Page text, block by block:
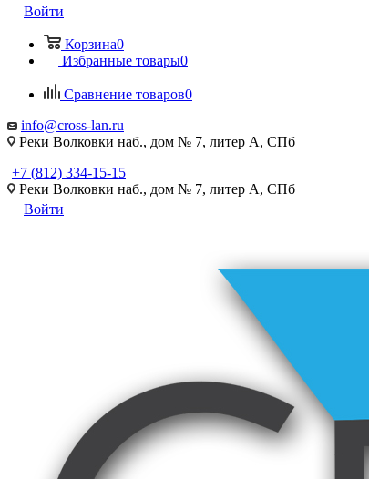
Войти
Корзина0
Избранные товары0
Сравнение товаров0
info@cross-lan.ru
Реки Волковки наб., дом № 7, литер А, СПб
+7 (812) 334-15-15
Реки Волковки наб., дом № 7, литер А, СПб
Войти